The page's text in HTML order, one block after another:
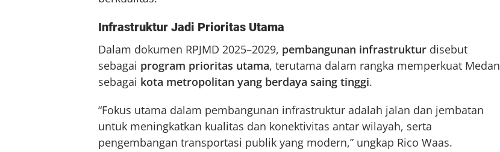
Infrastruktur Jadi Prioritas Utama
Dalam dokumen RPJMD 2025–2029, pembangunan infrastruktur disebut
sebagai program prioritas utama, terutama dalam rangka memperkuat Medan
sebagai kota metropolitan yang berdaya saing tinggi.
“Fokus utama dalam pembangunan infrastruktur adalah jalan dan jembatan
untuk meningkatkan kualitas dan konektivitas antar wilayah, serta
pengembangan transportasi publik yang modern,” ungkap Rico Waas.